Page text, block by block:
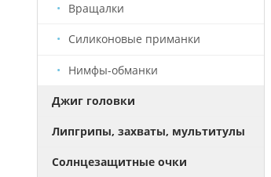
Вращалки
Силиконовые приманки
Нимфы-обманки
Джиг головки
Липгрипы, захваты, мультитулы
Солнцезащитные очки
АКЦИЯ. УСПЕЙ КУПИТЬ!